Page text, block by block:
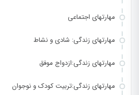
مهارتهای اجتماعی
مهارتهای زندگی: شادی و نشاط
مهارتهای زندگی:ازدواج موفق
مهارتهای زندگی:تربیت کودک و نوجوان